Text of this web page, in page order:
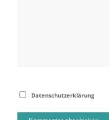
Datenschutzerklärung